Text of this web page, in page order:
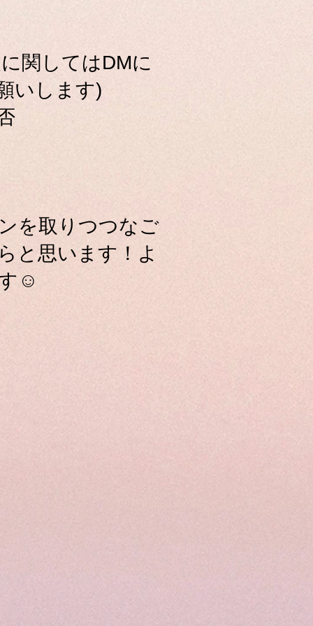
関してはDMに
いします)
を取りつつなご
と思います！よ
☺️